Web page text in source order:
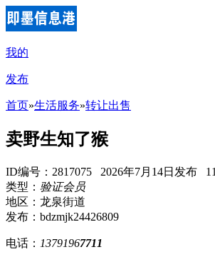
我的
发布
首页»生活服务»转让出售
卖野生知了猴
ID编号：2817075 2026年7月14日发布
类型： 验证会员
地区：龙泉街道
发布：bdzmjk24426809
电话： 13791967711